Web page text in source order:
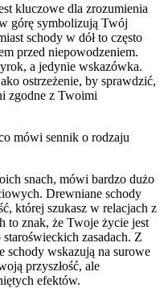
kluczowe dla zrozumienia
górę symbolizują Twój
schody w dół to często
przed niepowodzeniem.
a jedynie wskazówka.
ostrzeżenie, by sprawdzić,
zgodne z Twoimi
mówi sennik o rodzaju
snach, mówi bardzo dużo
Drewniane schody
której szukasz w relacjach z
to znak, że Twoje życie jest
zasadach. Z
schody wskazują na surowe
przyszłość, ale
efektów.